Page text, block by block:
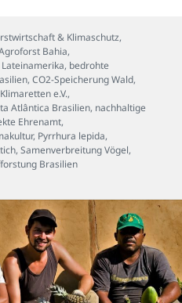
& Klimaschutz,
Bahia,
, bedrohte
,CO2-Speicherung Wald,
Klimaretten e.V.,
Atlântica Brasilien, nachhaltige
Ehrenamt,
, Pyrrhura lepida,
,Samenverbreitung Vögel,
Brasilien
Warum ein kleiner Papagei zum